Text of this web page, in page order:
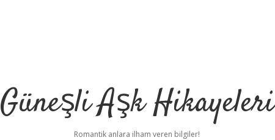
Güneşli Aşk Hikayeleri
Romantik anlara ilham veren bilgiler!